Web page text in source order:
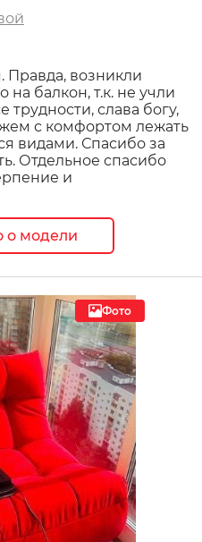
Правда, возникли
на балкон, т.к. не учли
слава богу,
с комфортом лежать
видами. Спасибо за
Отдельное спасибо
и
о модели
Фото